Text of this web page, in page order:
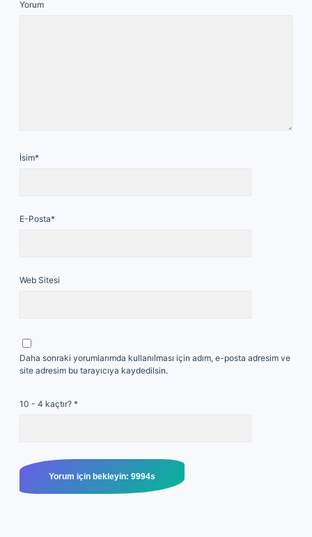
Yorum
İsim*
E-Posta*
Web Sitesi
Daha sonraki yorumlarımda kullanılması için adım, e-posta adresim ve
site adresim bu tarayıcıya kaydedilsin.
10 - 4 kaçtır? *